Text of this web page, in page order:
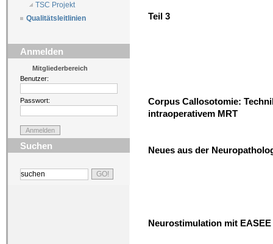
TSC Projekt
Qualitätsleitlinien
Anmelden
Mitgliederbereich
Benutzer:
Passwort:
Suchen
Teil 3
Corpus Callosotomie:
intraoperativem MRT
Neues aus der
Neurostimulation mit EASEE